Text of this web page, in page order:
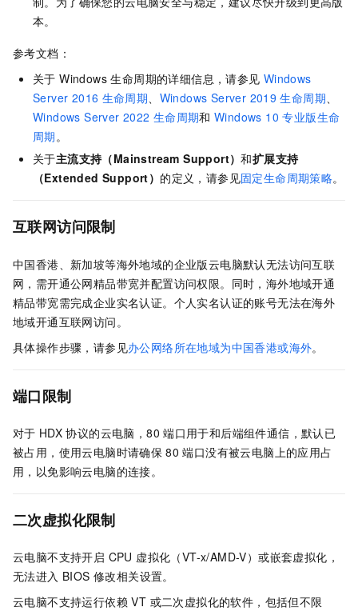
本。
参考文档：
关于Windows 生命周期的详细信息，请参见 Windows
Server 2016 生命周期、 Windows Server 2019 生命周期、
Windows Server 2022 生命周期和 Windows 10 专业版生命
周期。
关于主流支持（Mainstream Support）和扩展支持
（Extended Support） 的定义，请参见固定生命周期策略。
互联网访问限制
中国香港、新加坡等海外地域的企业版云电脑默认无法访问互联
网，需开通公网精品带宽并配置访问权限。同时，海外地域开通
精品带宽需完成企业实名认证。个人实名认证的账号无法在海外
地域开通互联网访问。
具体操作步骤，请参见办公网络所在地域为中国香港或海外。
端口限制
对于 HDX 协议的云电脑，80 端口用于和后端组件通信，默认已
被占用，使用云电脑时请确保 80 端口没有被云电脑上的应用占
用，以免影响云电脑的连接。
二次虚拟化限制
云电脑不支持开启 CPU 虚拟化（VT-x/AMD-V）或嵌套虚拟化，
无法进入 BIOS 修改相关设置。
云电脑不支持运行依赖 VT 或二次虚拟化的软件，包括但不限